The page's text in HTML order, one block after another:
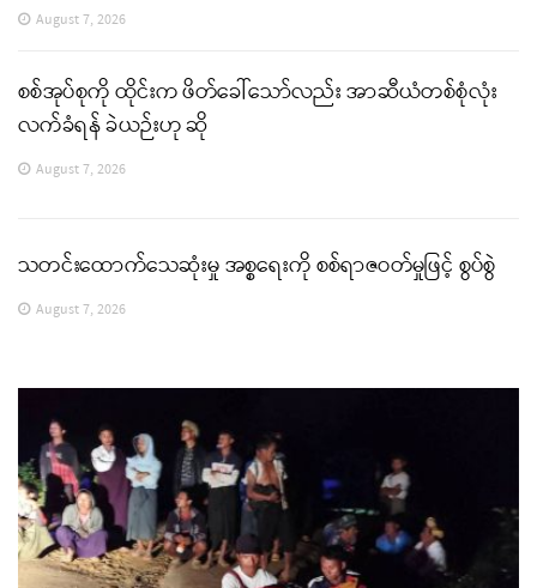
August 7, 2026
စစ်အုပ်စုကို ထိုင်းက ဖိတ်ခေါ်သော်လည်း အာဆီယံတစ်စုံလုံး
လက်ခံရန် ခဲယဉ်းဟု ဆို
August 7, 2026
သတင်းထောက်သေဆုံးမှု အစ္စရေးကို စစ်ရာဇဝတ်မှုဖြင့် စွပ်စွဲ
August 7, 2026